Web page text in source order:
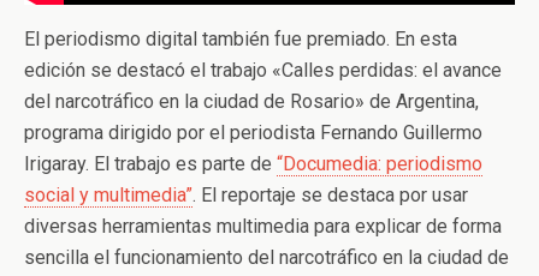
El periodismo digital también fue premiado. En esta
edición se destacó el trabajo «Calles perdidas: el avance
del narcotráfico en la ciudad de Rosario» de Argentina,
programa dirigido por el periodista Fernando Guillermo
Irigaray. El trabajo es parte de “Documedia: periodismo
social y multimedia”. El reportaje se destaca por usar
diversas herramientas multimedia para explicar de forma
sencilla el funcionamiento del narcotráfico en la ciudad de